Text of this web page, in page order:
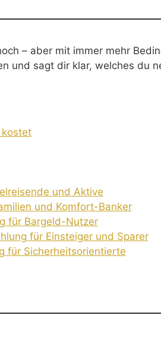
– aber mit immer mehr
und sagt dir klar, welches du
kostet
und Aktive
und Komfort-Banker
für Bargeld-Nutzer
für Einsteiger und Sparer
für Sicherheitsorientierte